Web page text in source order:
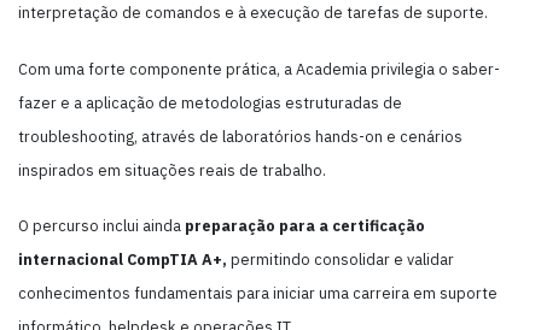
interpretação de comandos e à execução de tarefas de suporte.
Com uma forte componente prática, a Academia privilegia o saber-
fazer e a aplicação de metodologias estruturadas de
troubleshooting, através de laboratórios hands-on e cenários
inspirados em situações reais de trabalho.
O percurso inclui ainda preparação para a certificação
internacional CompTIA A+, permitindo consolidar e validar
conhecimentos fundamentais para iniciar uma carreira em suporte